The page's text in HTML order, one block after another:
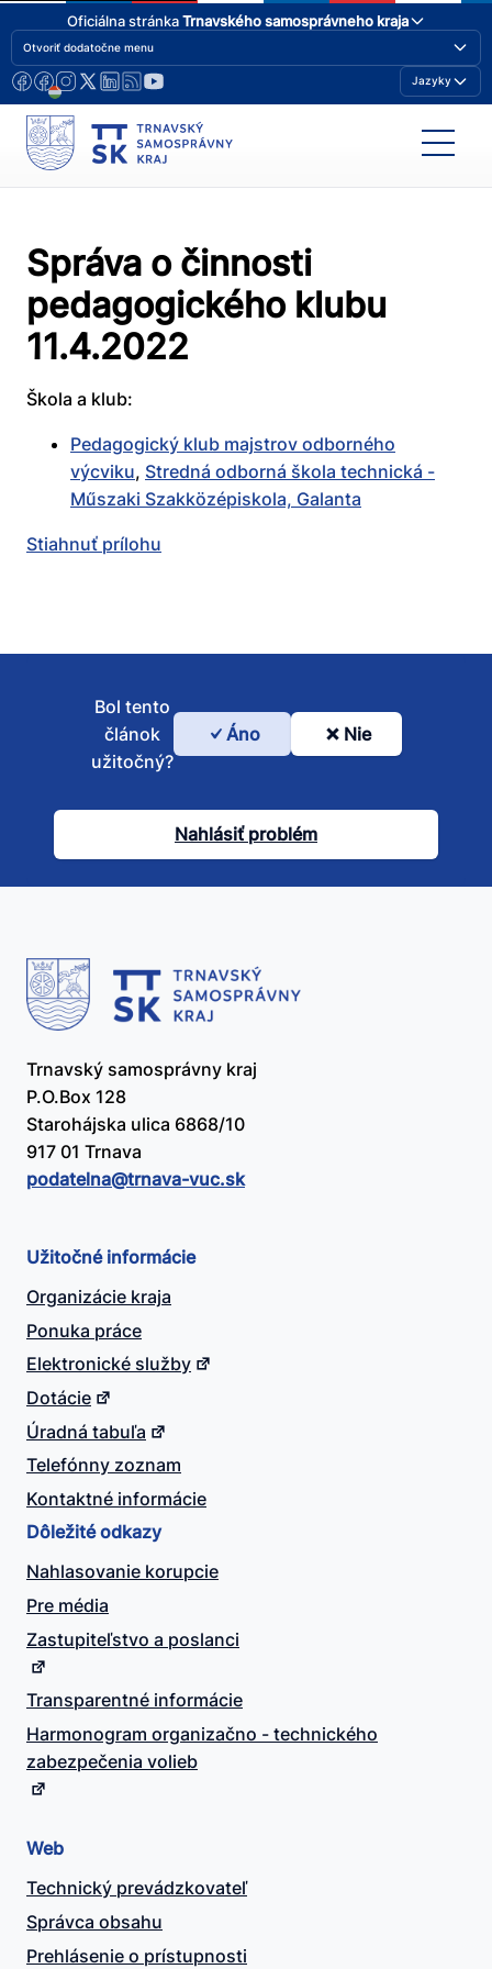
Oficiálna stránkaTrnavského samosprávneho kraja
Otvoriť dodatočne menu
Jazyky
Správa o činnosti
pedagogického klubu
11.4.2022
Škola a klub:
Pedagogický klub majstrov odborného
výcviku, Stredná odborná škola technická -
Műszaki Szakközépiskola, Galanta
Stiahnuť prílohu
Bol
článok
užitočný?
Bol tento
článok
užitočný?
Áno Nie
Nahlásiť problém
Trnavský samosprávny kraj
P.O.Box 128
Starohájska ulica 6868/10
917 01 Trnava
podatelna@​trnava-vuc.sk
Užitočné informácie
Organizácie kraja
Ponuka práce
Elektronické služby
Dotácie
Úradná tabuľa
Telefónny zoznam
Kontaktné informácie
Dôležité odkazy
Nahlasovanie korupcie
Pre média
Zastupiteľstvo a poslanci
Transparentné informácie
Harmonogram organizačno - technického
zabezpečenia volieb
Web
Technický prevádzkovateľ
Správca obsahu
Prehlásenie o prístupnosti